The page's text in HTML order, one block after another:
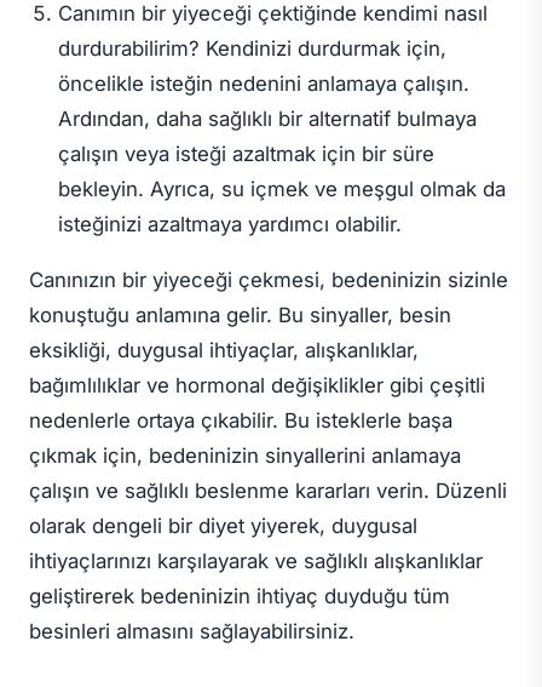
Canımın bir yiyeceği çektiğinde kendimi nasıl
durdurabilirim? Kendinizi durdurmak için,
öncelikle isteğin nedenini anlamaya çalışın.
Ardından, daha sağlıklı bir alternatif bulmaya
çalışın veya isteği azaltmak için bir süre
bekleyin. Ayrıca, su içmek ve meşgul olmak da
isteğinizi azaltmaya yardımcı olabilir.
Canınızın bir yiyeceği çekmesi, bedeninizin sizinle
konuştuğu anlamına gelir. Bu sinyaller, besin
eksikliği, duygusal ihtiyaçlar, alışkanlıklar,
bağımlılıklar ve hormonal değişiklikler gibi çeşitli
nedenlerle ortaya çıkabilir. Bu isteklerle başa
çıkmak için, bedeninizin sinyallerini anlamaya
çalışın ve sağlıklı beslenme kararları verin. Düzenli
olarak dengeli bir diyet yiyerek, duygusal
ihtiyaçlarınızı karşılayarak ve sağlıklı alışkanlıklar
geliştirerek bedeninizin ihtiyaç duyduğu tüm
besinleri almasını sağlayabilirsiniz.